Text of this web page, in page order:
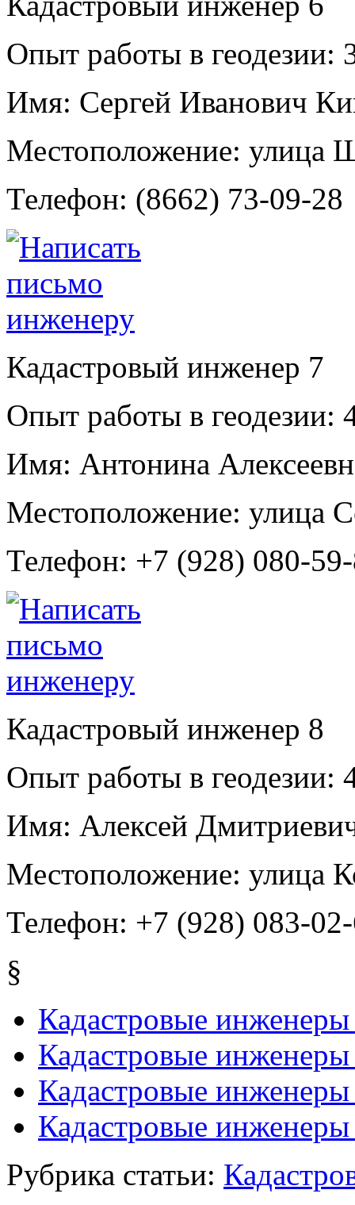
Опыт работы в геодезии:
Имя: Сергей Иванович
Местоположение: улица
Телефон: (8662) 73-09-28
Кадастровый инженер 7
Опыт работы в геодезии:
Имя: Антонина
Местоположение: улица
Телефон: +7 (928) 080-
Кадастровый инженер 8
Опыт работы в геодезии:
Имя: Алексей
Местоположение: улица
Телефон: +7 (928) 083-
§
Кадастровые
Кадастровые
Кадастровые инженеры
Кадастровые инженеры
Рубрика статьи: